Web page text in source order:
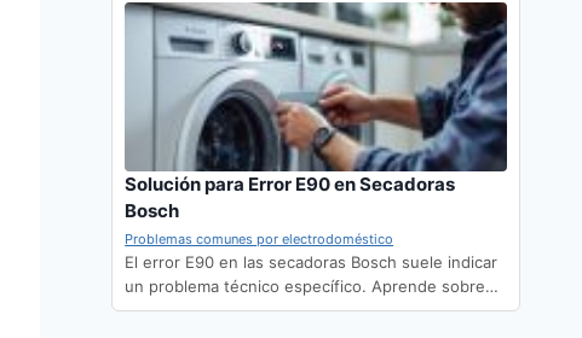
Solución para Error E90 en Secadoras
Bosch
Problemas comunes por electrodoméstico
El error E90 en las secadoras Bosch suele indicar
un problema técnico específico. Aprende sobre…